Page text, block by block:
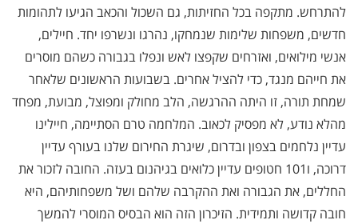
להתרחש. מתקפה בכל החזיתות, גם השכול והכאב הגיעו לתהומות
חדשים, משפחות שלימות שנמחקו, נהרגו ונשרפו יחד. חיילים,
אנשי מילואים, ואזרחים שקפצו לאש ונפלו בגבורה כשהם מוסרים
את חייהם מנגד, כדי להציל אחרים. בשבועות הראשונים שלאחר
שמחת תורה, זו היתה ההרגשה, הלב מחולק ומפוצל, מבועת, מפחד
מהלא נודע, לא מפסיק לכאוב. המלחמה טרם הסתיימה, חיילינו
עדיין נלחמים בצפון ובדרום, שיגרת החירום שלנו בעורף עדיין
דרוכה, ו101 חטופים עדיין כלואים בגיהנום בעזה. החובה לזכור את
החללים, את הגבורה ואת ההקרבה שלהם ושל משפחותיהם, היא
חובה קדושה ותמידית. הזיכרון הזה הוא הבסיס המוסרי להמשך